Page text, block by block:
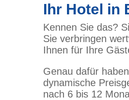
Ihr Hotel in
Kennen Sie das?
Sie verbringen
Ihnen für Ihre
Genau dafür
dynamische
nach 6 bis 12